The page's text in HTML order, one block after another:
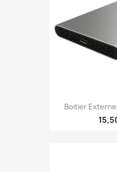
Boitier Externe